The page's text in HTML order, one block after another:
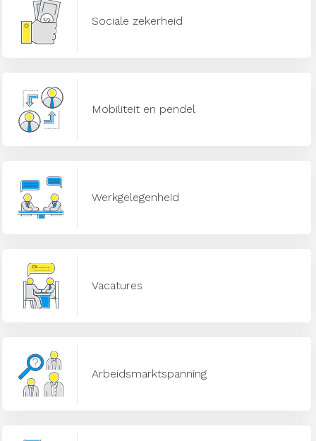
Sociale zekerheid
Mobiliteit en pendel
Werkgelegenheid
Vacatures
Arbeidsmarktspanning